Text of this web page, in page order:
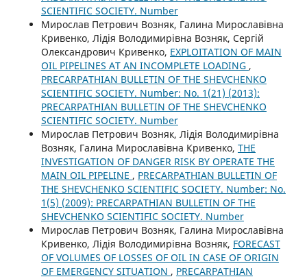
SCIENTIFIC SOCIETY. Number
Мирослав Петрович Возняк, Галина Мирославівна
Кривенко, Лідія Володимирівна Возняк, Сергій
Олександрович Кривенко, EXPLOITATION OF MAIN
OIL PIPELINES AT AN INCOMPLETE LOADING ,
PRECARPATHIAN BULLETIN OF THE SHEVCHENKO
SCIENTIFIC SOCIETY. Number: No. 1(21) (2013):
PRECARPATHIAN BULLETIN OF THE SHEVCHENKO
SCIENTIFIC SOCIETY. Number
Мирослав Петрович Возняк, Лідія Володимирівна
Возняк, Галина Мирославівна Кривенко, THE
INVESTIGATION OF DANGER RISK BY OPERATE THE
MAIN OIL PIPELINE , PRECARPATHIAN BULLETIN OF
THE SHEVCHENKO SCIENTIFIC SOCIETY. Number: No.
1(5) (2009): PRECARPATHIAN BULLETIN OF THE
SHEVCHENKO SCIENTIFIC SOCIETY. Number
Мирослав Петрович Возняк, Галина Мирославівна
Кривенко, Лідія Володимирівна Возняк, FORECAST
OF VOLUMES OF LOSSES OF OIL IN CASE OF ORIGIN
OF EMERGENCY SITUATION , PRECARPATHIAN